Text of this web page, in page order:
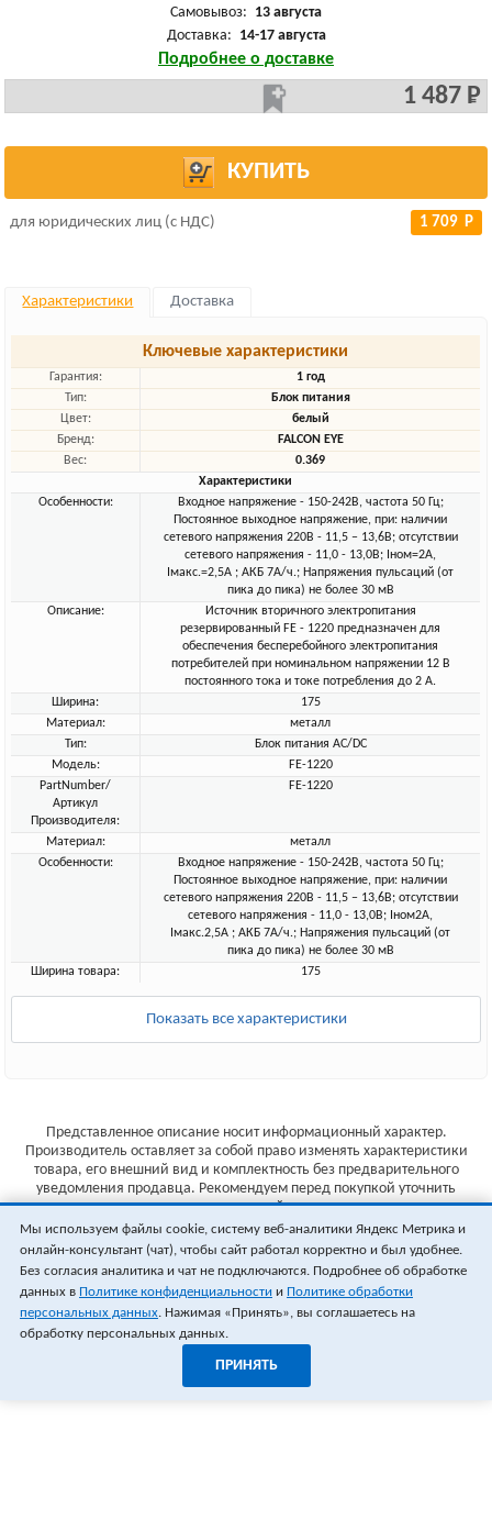
Самовывоз: 13 августа
Доставка: 14-17 августа
Подробнее о доставке
1 487 Р
КУПИТЬ
для юридических лиц (с НДС) 1 709 Р
Характеристики Доставка
Ключевые характеристики
Гарантия:
1 год
Тип:
Блок питания
Цвет:
белый
Бренд:
FALCON EYE
Вес:
0.369
Характеристики
Особенности:
Входное напряжение - 150-242В, частота 50 Гц;
Постоянное выходное напряжение, при: наличии
сетевого напряжения 220В - 11,5 – 13,6В; отсутствии
сетевого напряжения - 11,0 - 13,0В; Iном=2А,
Iмакс.=2,5А ; АКБ 7А/ч.; Напряжения пульсаций (от
пика до пика) не более 30 мВ
Описание:
Источник вторичного электропитания
резервированный FE - 1220 предназначен для
обеспечения бесперебойного электропитания
потребителей при номинальном напряжении 12 В
постоянного тока и токе потребления до 2 А.
Ширина:
175
Материал:
металл
Тип:
Блок питания AC/DC
Модель:
FE-1220
PartNumber/
Артикул
Производителя:
FE-1220
Материал:
металл
Особенности:
Входное напряжение - 150-242В, частота 50 Гц;
Постоянное выходное напряжение, при: наличии
сетевого напряжения 220В - 11,5 – 13,6В; отсутствии
сетевого напряжения - 11,0 - 13,0В; Iном2А,
Iмакс.2,5А ; АКБ 7А/ч.; Напряжения пульсаций (от
пика до пика) не более 30 мВ
Ширина товара:
175
Показать все характеристики
Представленное описание носит информационный характер.
Производитель оставляет за собой право изменять характеристики
товара, его внешний вид и комплектность без предварительного
уведомления продавца. Рекомендуем перед покупкой уточнить
характеристики товара на сайте производителя.
Указанные цены не являются публичной офертой (ст.435 ГК РФ).
Стоимость и наличие товара уточняйте у менеджера.
Мы используем файлы cookie, систему веб-аналитики Яндекс Метрика и
онлайн-консультант (чат), чтобы сайт работал корректно и был удобнее.
Без согласия аналитика и чат не подключаются. Подробнее об обработке
данных в Политике конфиденциальности и Политике обработки
персональных данных. Нажимая «Принять», вы соглашаетесь на
обработку персональных данных.
ПРИНЯТЬ